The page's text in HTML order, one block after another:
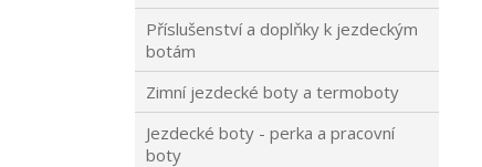
Příslušenství a doplňky k jezdeckým
botám
Zimní jezdecké boty a termoboty
Jezdecké boty - perka a pracovní
boty